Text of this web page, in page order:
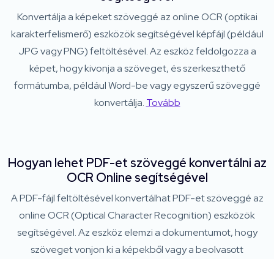
Konvertálja a képeket szöveggé az online OCR (optikai
karakterfelismerő) eszközök segítségével képfájl (például
JPG vagy PNG) feltöltésével. Az eszköz feldolgozza a
képet, hogy kivonja a szöveget, és szerkeszthető
formátumba, például Word-be vagy egyszerű szöveggé
konvertálja. Tovább
Hogyan lehet PDF-et szöveggé konvertálni az
OCR Online segítségével
A PDF-fájl feltöltésével konvertálhat PDF-et szöveggé az
online OCR (Optical Character Recognition) eszközök
segítségével. Az eszköz elemzi a dokumentumot, hogy
szöveget vonjon ki a képekből vagy a beolvasott